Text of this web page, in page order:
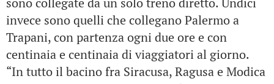
invece sono quelli che collegano Palermo a
Trapani, con partenza ogni due ore e con
centinaia e centinaia di viaggiatori al giorno.
“In tutto il bacino fra Siracusa, Ragusa e Modica